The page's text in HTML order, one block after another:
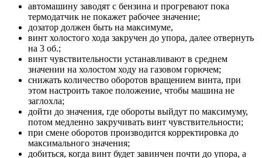
автомашину заводят с бензина и прогревают пока
термодатчик не покажет рабочее значение;
дозатор должен быть на максимуме,
винт холостого хода закручен до упора, далее отвернуть
на 3 об.;
винт чувствительности устанавливают в среднем
значении на холостом ходу на газовом горючем;
снижать количество оборотов вращением винта, при
этом настроить такое положение, чтобы машина не
заглохла;
дойти до значения, где обороты выйдут по максимуму,
потом медленно закручивать винт чувствительности;
при смене оборотов производится корректировка до
максимального значения;
добиться, когда винт будет завинчен почти до упора, а